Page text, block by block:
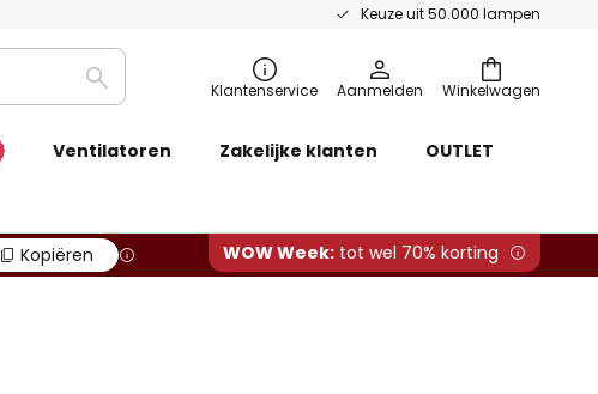
Keuze uit 50.000 lampen
Winkelwagen
Zoeken Klantenservice Aanmelden
Ventilatoren Zakelijke klanten OUTLET
Kopiëren WOW Week: tot wel 70% korting